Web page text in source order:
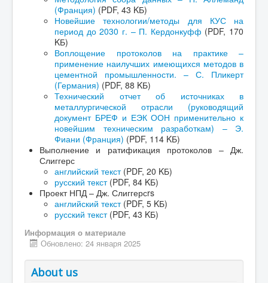
(Франция) (PDF, 43 KБ)
Новейшие технологии/методы для КУС на
период до 2030 г. – П. Кердонкуфф (PDF, 170
KБ)
Воплощение протоколов на практике –
применение наилучших имеющихся методов в
цементной промышленности. – С. Пликерт
(Германия) (PDF, 88 KБ)
Технический отчет об источниках в
металлургической отрасли (руководящий
документ БРЕФ и ЕЭК ООН применительно к
новейшим техническим разработкам) – Э.
Фиани (Франция) (PDF, 114 KБ)
Выполнение и ратификация протоколов – Дж.
Слиггерс
английский текст(PDF, 20 KБ)
русский текст(PDF, 84 KБ)
Проект НПД – Дж. Слиггерсrs
английский текст(PDF, 5 KБ)
русский текст(PDF, 43 KБ)
Информация о материале
Обновлено: 24 января 2025
About us